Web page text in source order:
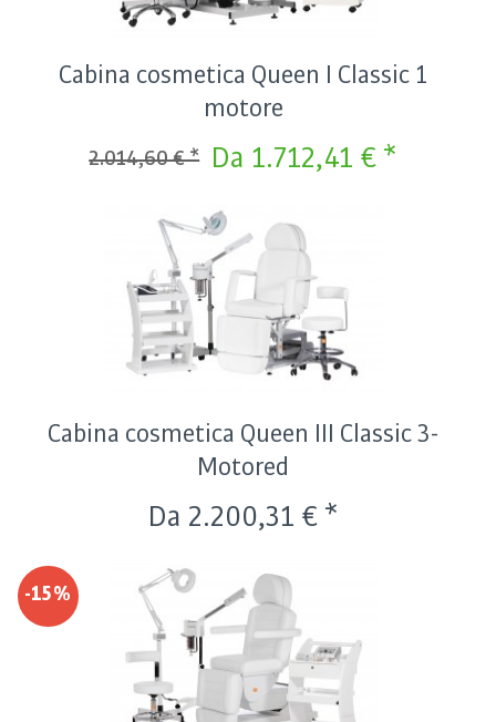
Cabina cosmetica Queen I Classic 1
motore
Da 1.712,41 € *
2.014,60 € *
Cabina cosmetica Queen III Classic 3-
Motored
Da 2.200,31 € *
-15%